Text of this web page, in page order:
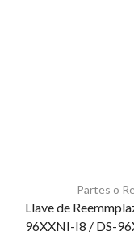
Partes o
Llave de
96XXNI-I8 / DS-